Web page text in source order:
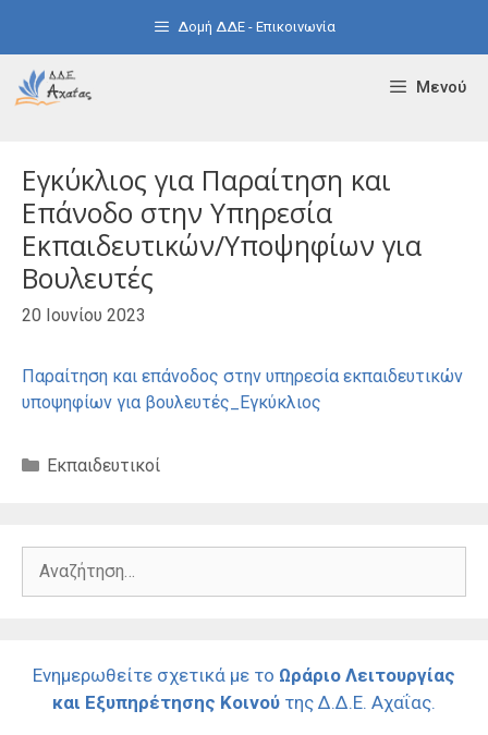
Δομή ΔΔΕ - Επικοινωνία
Μενού
Εγκύκλιος για Παραίτηση και
Επάνοδο στην Υπηρεσία
Εκπαιδευτικών/Υποψηφίων για
Βουλευτές
20 Ιουνίου 2023
Παραίτηση και επάνοδος στην υπηρεσία εκπαιδευτικών
υποψηφίων για βουλευτές_Εγκύκλιος
Κατηγορίες
Εκπαιδευτικοί
Αναζήτηση
Ενημερωθείτε σχετικά με το Ωράριο Λειτουργίας
και Εξυπηρέτησης Κοινού της Δ.Δ.Ε. Αχαΐας.